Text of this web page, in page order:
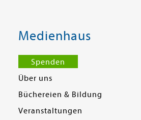
Medienhaus
Spenden
Über uns
Büchereien & Bildung
Veranstaltungen